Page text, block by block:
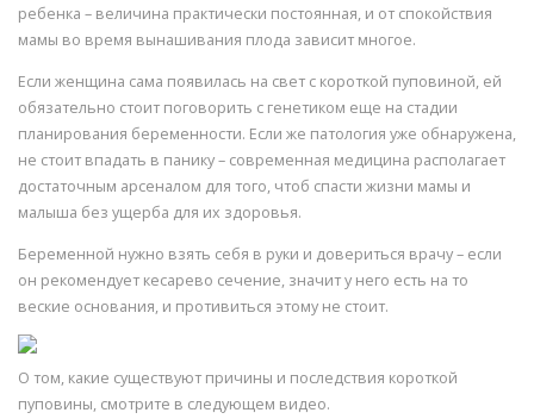
ребенка – величина практически постоянная, и от спокойствия
мамы во время вынашивания плода зависит многое.
Если женщина сама появилась на свет с короткой пуповиной, ей
обязательно стоит поговорить с генетиком еще на стадии
планирования беременности. Если же патология уже обнаружена,
не стоит впадать в панику – современная медицина располагает
достаточным арсеналом для того, чтоб спасти жизни мамы и
малыша без ущерба для их здоровья.
Беременной нужно взять себя в руки и довериться врачу – если
он рекомендует кесарево сечение, значит у него есть на то
веские основания, и противиться этому не стоит.
О том, какие существуют причины и последствия короткой
пуповины, смотрите в следующем видео.